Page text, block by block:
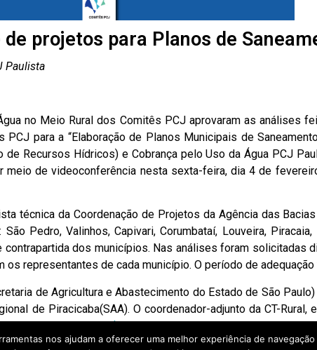
projetos para Planos de
Paulista
no Meio Rural dos Comitês PCJ aprovaram as análises
para a “Elaboração de Planos Municipais de
de Recursos Hídricos) e Cobrança pelo Uso da Água PCJ
meio de videoconferência nesta sexta-feira, dia 4 de
técnica da Coordenação de Projetos da Agência das
Pedro, Valinhos, Capivari, Corumbataí, Louveira, Piracaia,
dos municípios. Nas análises foram solicitadas
representantes de cada município. O período de
de Agricultura e Abastecimento do Estado de São
de Piracicaba(SAA). O coordenador-adjunto da CT-Rural,
Ambiental Rural)”.E o engenheiro agrônomo Henrique
rurais”, na linha doFEAP(Fundo de Expansão do
nos ajudam a oferecer uma melhor experiência de